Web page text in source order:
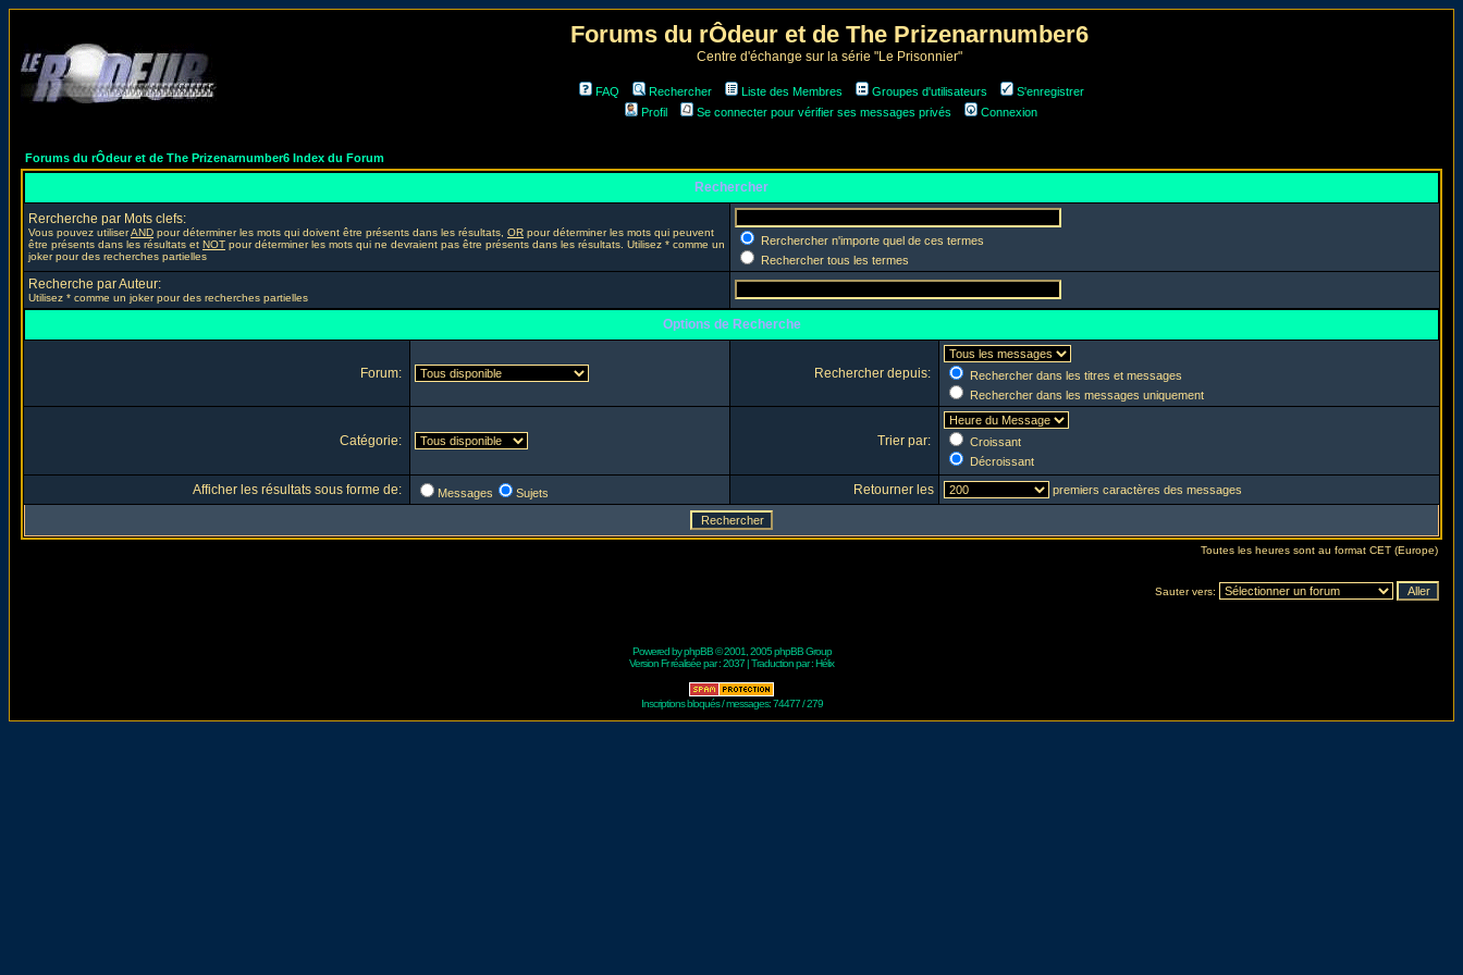
Forums du rÔdeur et de The Prizenarnumber6
Centre d'échange sur la série "Le Prisonnier"
FAQ Rechercher Liste des Membres Groupes d'utilisateurs
S'enregistrer
Profil
Se connecter pour vérifier ses messages privés Connexion
Forums du rÔdeur et de The Prizenarnumber6 Index du Forum
Rechercher
Rercherche par Mots clefs:
Vous pouvez utiliserAND pour déterminer les mots qui doivent être présents dans les résultats, OR pour déterminer les mots qui peuvent
être présents dans les résultats et NOT pour déterminer les mots qui ne devraient pas être présents dans les résultats. Utilisez * comme un
joker pour des recherches partielles
Rerchercher n'importe quel de ces termes
Rechercher tous les termes
Recherche par Auteur:
Utilisez * comme un joker pour des recherches partielles
Options de Recherche
Forum: Rechercher depuis:
Rechercher dans les titres et messages
Rechercher dans les messages uniquement
Catégorie: Trier par:
Croissant
Décroissant
Afficher les résultats sous forme de: Messages Sujets Retourner les premiers caractères des messages
Toutes les heures sont au format CET (Europe)
Sauter vers:
Powered byphpBB© 2001, 2005 phpBB Group
Version Fr réalisée par :2037 | Traduction par :Hélix
Inscriptions bloqués / messages: 74477 / 279